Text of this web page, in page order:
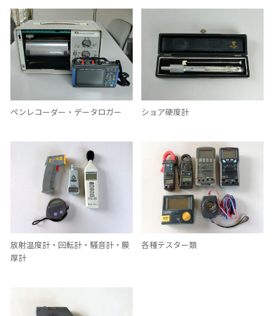
ペンレコーダー・データロガー ショア硬度計
放射温度計・回転計・騒音計・膜
厚計
各種テスター類